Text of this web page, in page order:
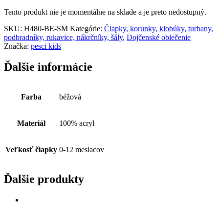
Tento produkt nie je momentálne na sklade a je preto nedostupný.
SKU: H480-BE-SM Kategórie: Čiapky, korunky, klobúky, turbany,
podbradníky, rukavice, nákrčníky, šály, Dojčenské oblečenie
Značka: pesci kids
Ďalšie informácie
Farba béžová
Materiál 100% acryl
Veľkosť čiapky 0-12 mesiacov
Ďalšie produkty